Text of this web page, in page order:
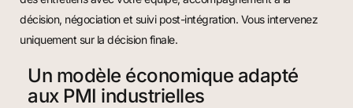
décision, négociation et suivi post-intégration. Vous intervenez
uniquement sur la décision finale.
Un modèle économique adapté
aux PMI industrielles